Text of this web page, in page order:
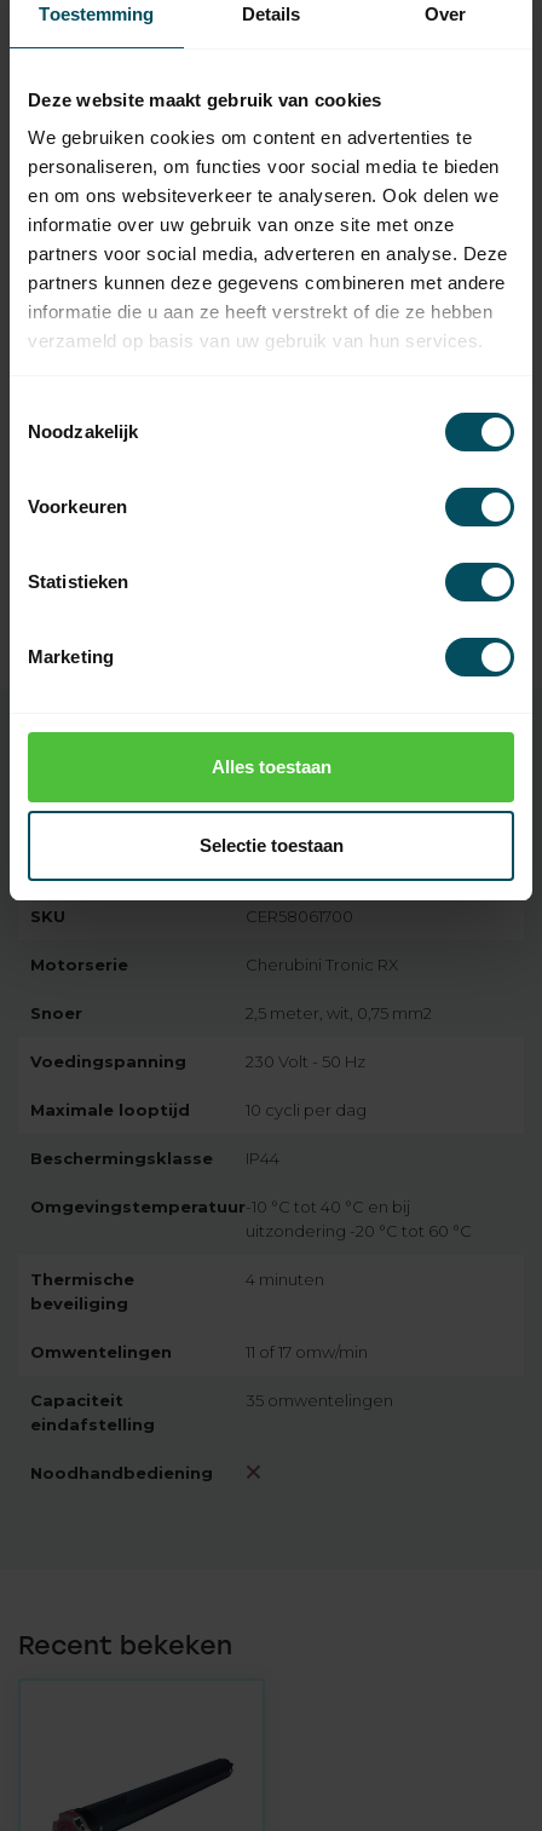
Toestemming Details Over
Deze website maakt gebruik van cookies
We gebruiken cookies om content en advertenties te
personaliseren, om functies voor social media te bieden
en om ons websiteverkeer te analyseren. Ook delen we
informatie over uw gebruik van onze site met onze
partners voor social media, adverteren en analyse. Deze
partners kunnen deze gegevens combineren met andere
informatie die u aan ze heeft verstrekt of die ze hebben
verzameld op basis van uw gebruik van hun services.
Noodzakelijk
Voorkeuren
Statistieken
Marketing
Alles toestaan
Selectie toestaan
CHERUBINI
met doekgleuf - 58 mm
serie
Op voorraad
CHERUBINI
Cherubini Adaptieset Ø 89
Deprat - 58 mm serie
Op voorraad
14,95
Cherubini Adaptieset Ø 102
Op voorraad
CHERUBINI
Specificaties
SKU CER58061700
Motorserie Cherubini Tronic RX
Snoer 2,5 meter, wit, 0,75 mm2
Voedingspanning 230 Volt - 50 Hz
Maximale looptijd 10 cycli per dag
Beschermingsklasse IP44
Omgevingstemperatuur-10 °C tot 40 °C en bij
uitzondering -20 °C tot 60 °C
Thermische
beveiliging
4 minuten
Omwentelingen 11 of 17 omw/min
Capaciteit
eindafstelling
35 omwentelingen
Noodhandbediening
Recent bekeken